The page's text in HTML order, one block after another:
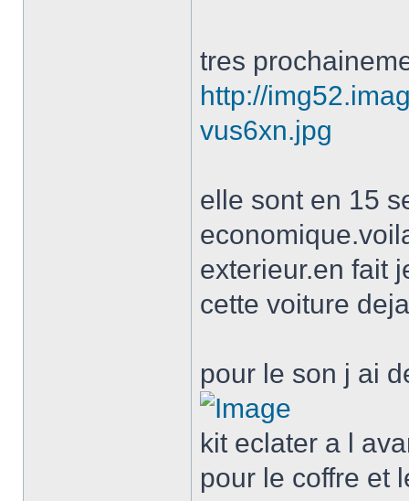
tres
http://
vus6xn.jpg
elle sont en 15
exterieur.en fait
cette voiture
pour le son j ai
kit eclater a l
pour le coffre et